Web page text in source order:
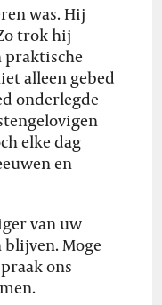
was. Hij
trok hij
praktische
alleen gebed
onderlegde
elke dag
en
van uw
Moge
ons